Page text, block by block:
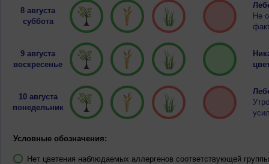
8 августа
суббота
Не
9 августа
воскресенье
10 августа
понедельник
Условные обозначения:
Нет цветения наблюдаемых аллергенов соответствующей